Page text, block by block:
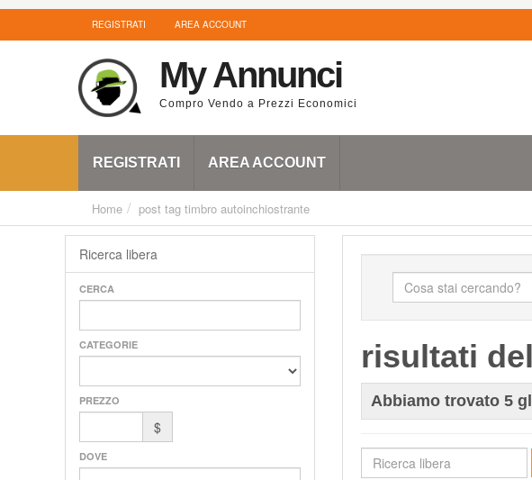
REGISTRATI AREA ACCOUNT
My Annunci
Compro Vendo a Prezzi Economici
REGISTRATI AREA ACCOUNT
Home post tag timbro autoinchiostrante
Ricerca libera
CERCA
CATEGORIE
PREZZO
$
DOVE
risultati
Abbiamo trovato 5